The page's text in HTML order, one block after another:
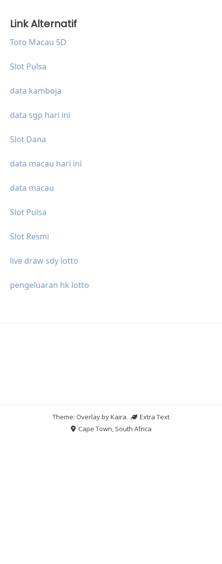
Link Alternatif
Toto Macau 5D
Slot Pulsa
data kamboja
data sgp hari ini
Slot Dana
data macau hari ini
data macau
Slot Pulsa
Slot Resmi
live draw sdy lotto
pengeluaran hk lotto
Theme: Overlay byKaira.
Extra Text
Cape Town, South Africa